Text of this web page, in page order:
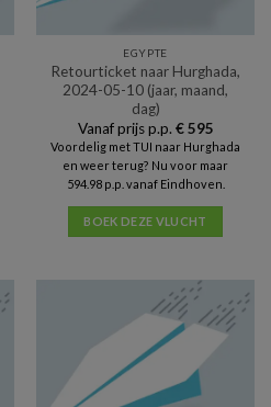
EGYPTE
Retourticket naar Hurghada,
2024-05-10 (jaar, maand,
dag)
Vanaf prijs p.p. €595
Voordelig met TUI naar Hurghada
en weer terug? Nu voor maar
594.98 p.p. vanaf Eindhoven.
BOEK DEZE VLUCHT